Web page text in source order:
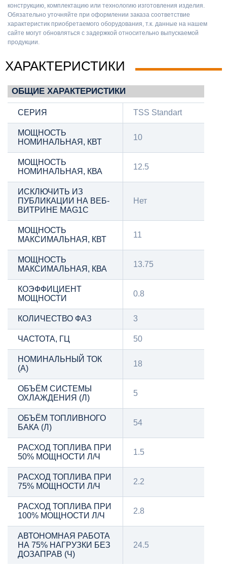
конструкцию, комплектацию или технологию изготовления изделия.
Обязательно уточняйте при оформлении заказа соответствие
характеристик приобретаемого оборудования, т.к. данные на нашем
сайте могут обновляться с задержкой относительно выпускаемой
продукции.
ХАРАКТЕРИСТИКИ
ОБЩИЕ ХАРАКТЕРИСТИКИ
СЕРИЯ TSS Standart
МОЩНОСТЬ
НОМИНАЛЬНАЯ, КВТ
10
МОЩНОСТЬ
НОМИНАЛЬНАЯ, КВА
12.5
ИСКЛЮЧИТЬ ИЗ
ПУБЛИКАЦИИ НА ВЕБ-
ВИТРИНЕ MAG1C
Нет
МОЩНОСТЬ
МАКСИМАЛЬНАЯ, КВТ
11
МОЩНОСТЬ
МАКСИМАЛЬНАЯ, КВА
13.75
КОЭФФИЦИЕНТ
МОЩНОСТИ
0.8
КОЛИЧЕСТВО ФАЗ 3
ЧАСТОТА, ГЦ 50
НОМИНАЛЬНЫЙ ТОК
(А)
18
ОБЪЁМ СИСТЕМЫ
ОХЛАЖДЕНИЯ (Л)
5
ОБЪЁМ ТОПЛИВНОГО
БАКА (Л)
54
РАСХОД ТОПЛИВА ПРИ
50% МОЩНОСТИ Л/Ч
1.5
РАСХОД ТОПЛИВА ПРИ
75% МОЩНОСТИ Л/Ч
2.2
РАСХОД ТОПЛИВА ПРИ
100% МОЩНОСТИ Л/Ч
2.8
АВТОНОМНАЯ РАБОТА
НА 75% НАГРУЗКИ БЕЗ
ДОЗАПРАВ (Ч)
24.5